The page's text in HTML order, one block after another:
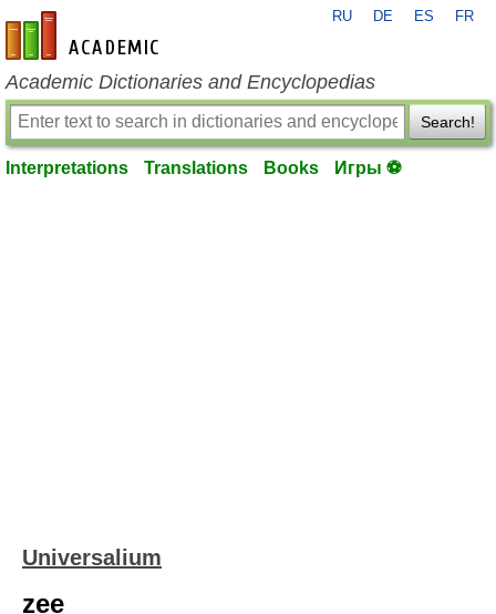
en-academic.com
RU DE ES FR
Academic Dictionaries and Encyclopedias
Search!
Interpretations Translations Books Игры ⚽
Universalium
zee